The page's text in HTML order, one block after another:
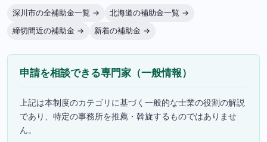
深川市の全補助金一覧 →
北海道の補助金一覧 →
締切間近の補助金 →
新着の補助金 →
申請を相談できる専門家（一般情報）
上記は本制度のカテゴリに基づく一般的な士業の役割の解説
であり、特定の事務所を推薦・斡旋するものではありませ
ん。